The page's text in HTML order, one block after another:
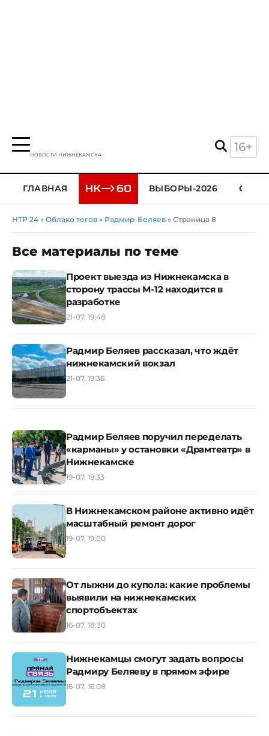
НОВОСТИ НИЖНЕКАМСКА
16+
ГЛАВНАЯ ВЫБОРЫ-2026
НТР 24 » Облако тегов » Радмир-Беляев » Страница 8
Все материалы по теме
Проект выезда из Нижнекамска в
сторону трассы М-12 находится в
разработке
21-07, 19:48
Радмир Беляев рассказал, что ждёт
нижнекамский вокзал
21-07, 19:36
Радмир Беляев поручил переделать
«карманы» у остановки «Драмтеатр» в
Нижнекамске
19-07, 19:33
В Нижнекамском районе активно идёт
масштабный ремонт дорог
19-07, 19:00
От лыжни до купола: какие проблемы
выявили на нижнекамских
спортобъектах
16-07, 18:30
Нижнекамцы смогут задать вопросы
Радмиру Беляеву в прямом эфире
16-07, 16:08